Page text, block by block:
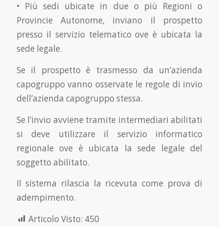
• Più sedi ubicate in due o più Regioni o
Provincie Autonome, inviano il prospetto
presso il servizio telematico ove è ubicata la
sede legale.
Se il prospetto è trasmesso da un’azienda
capogruppo vanno osservate le regole di invio
dell’azienda capogruppo stessa.
Se l’invio avviene tramite intermediari abilitati
si deve utilizzare il servizio informatico
regionale ove è ubicata la sede legale del
soggetto abilitato.
Il sistema rilascia la ricevuta come prova di
adempimento.
Articolo Visto: 450